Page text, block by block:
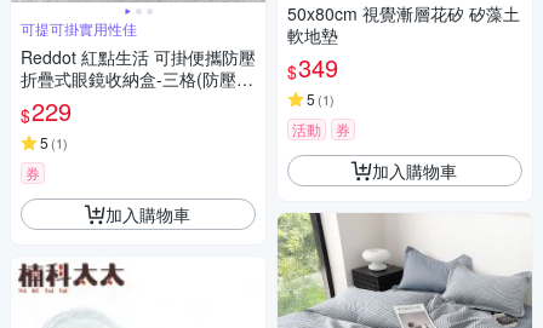
可提可掛實用性佳
Reddot 紅點生活 可掛便攜防壓
折疊式眼鏡收納盒-三格(防壓防
刮款)
$229
5 (1)
券
加入購物車
50x80cm 視覺漸層花矽 矽藻土
軟地墊
$349
5 (1)
活動 券
加入購物車